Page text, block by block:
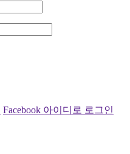
Facebook 아이디로 로그인